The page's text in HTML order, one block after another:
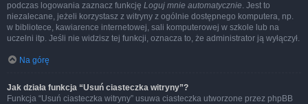
podczas logowania zaznacz funkcję Loguj mnie automatycznie. Jest to
niezalecane, jeżeli korzystasz z witryny z ogólnie dostępnego komputera, np.
w bibliotece, kawiarence internetowej, sali komputerowej w szkole lub na
uczelni itp. Jeśli nie widzisz tej funkcji, oznacza to, że administrator ją wyłączył.
Na górę
Jak działa funkcja “Usuń ciasteczka witryny”?
Funkcja “Usuń ciasteczka witryny” usuwa ciasteczka utworzone przez phpBB